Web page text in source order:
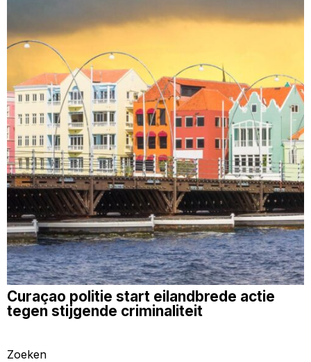
Curaçao politie start eilandbrede actie
tegen stijgende criminaliteit
Zoeken